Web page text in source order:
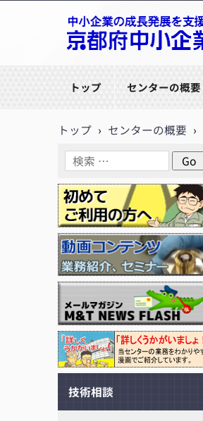
トップ センターの概要
トップ › センターの概要 ›
技術相談